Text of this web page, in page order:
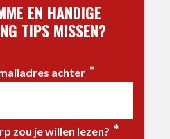
EN HANDIGE
TIPS MISSEN?
achter *
zou je willen lezen? *